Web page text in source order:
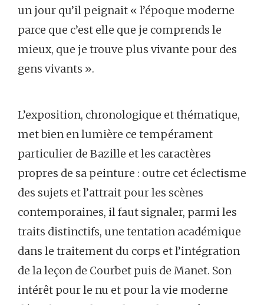
un jour qu’il peignait « l’époque moderne
parce que c’est elle que je comprends le
mieux, que je trouve plus vivante pour des
gens vivants ».
L’exposition, chronologique et thématique,
met bien en lumière ce tempérament
particulier de Bazille et les caractères
propres de sa peinture : outre cet éclectisme
des sujets et l’attrait pour les scènes
contemporaines, il faut signaler, parmi les
traits distinctifs, une tentation académique
dans le traitement du corps et l’intégration
de la leçon de Courbet puis de Manet. Son
intérêt pour le nu et pour la vie moderne